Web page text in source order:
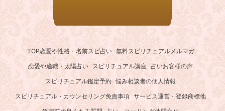
TOP恋愛や性格・名前スピ占い 無料スピリチュアルメルマガ
恋愛や適職・太陽占い
スピリチュアル講座 占いお客様の声
スピリチュアル鑑定予約 悩み相談者の個人情報
スピリチュアル・カウンセリング免責事項 サービス運営・登録商標他